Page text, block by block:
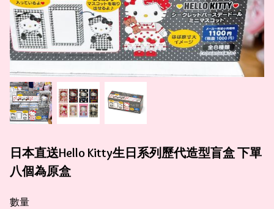
日本直送Hello Kitty生日系列歷代造型盲盒 下單
八個為原盒
數量